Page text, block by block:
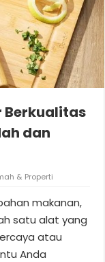
Berkualitas
dan
& Properti
makanan,
satu alat yang
atau
Anda